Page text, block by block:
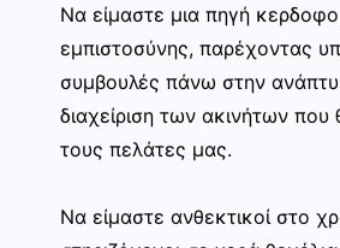
Να είμαστε μια πηγή
εμπιστοσύνης, παρέχοντας
συμβουλές πάνω στην
διαχείριση των ακινήτων
τους πελάτες μας.
Να είμαστε ανθεκτικοί στο